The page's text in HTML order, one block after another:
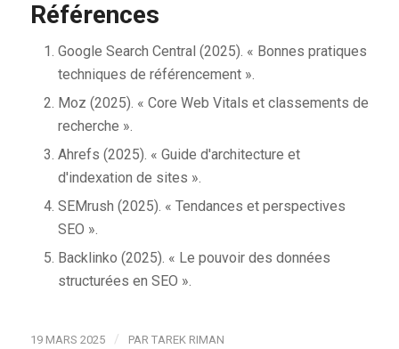
Références
Google Search Central (2025). « Bonnes pratiques
techniques de référencement ».
Moz (2025). « Core Web Vitals et classements de
recherche ».
Ahrefs (2025). « Guide d'architecture et
d'indexation de sites ».
SEMrush (2025). « Tendances et perspectives
SEO ».
Backlinko (2025). « Le pouvoir des données
structurées en SEO ».
19 MARS 2025 / PAR TAREK RIMAN